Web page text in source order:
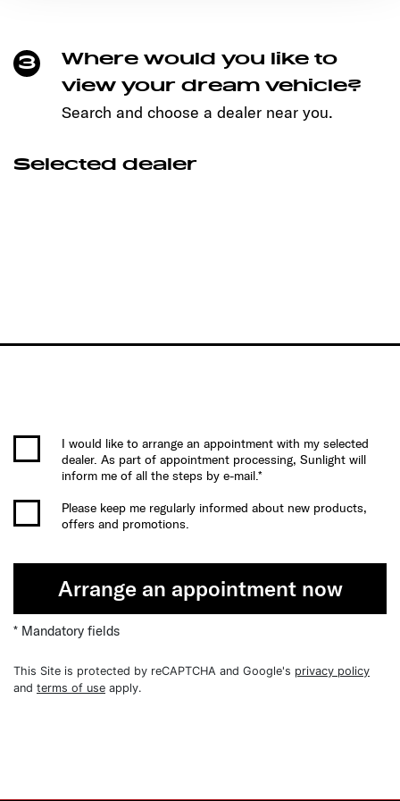
3
Where would you like to
view your dream vehicle?
Search and choose a dealer near you.
Selected dealer
I would like to arrange an appointment with my selected
dealer. As part of appointment processing, Sunlight will
inform me of all the steps by e-mail.*
Please keep me regularly informed about new products,
offers and promotions.
Arrange an appointment now
* Mandatory fields
This Site is protected by reCAPTCHA and Google's privacy policy
and terms of use apply.